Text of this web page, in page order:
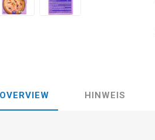
OVERVIEW HINWEIS